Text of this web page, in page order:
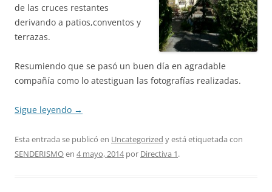
de las cruces restantes
derivando a patios,conventos y
terrazas.
Resumiendo que se pasó un buen día en agradable
compañía como lo atestiguan las fotografías realizadas.
Sigue leyendo →
Esta entrada se publicó en Uncategorized y está etiquetada con
SENDERISMOen 4 mayo, 2014por Directiva 1.